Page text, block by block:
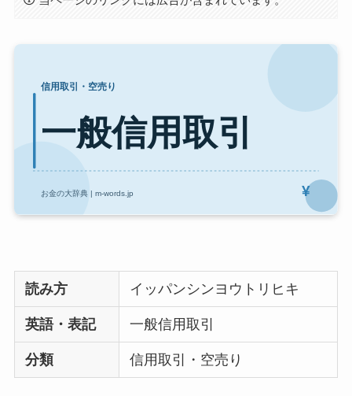
読み方 イッパンシンヨウトリヒキ
英語・表記 一般信用取引
分類 信用取引・空売り